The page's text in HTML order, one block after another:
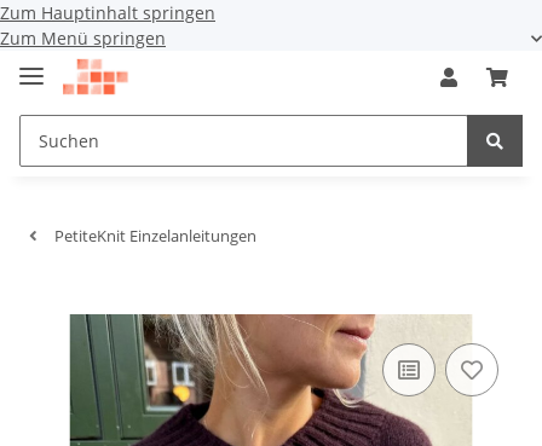
Zum Hauptinhalt springen
Zum Menü springen
PetiteKnit Einzelanleitungen